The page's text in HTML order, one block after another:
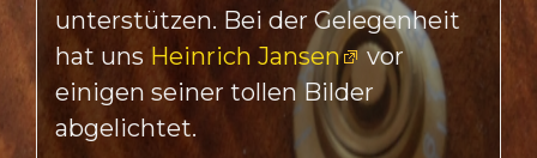
unterstützen. Bei der Gelegenheit
hat uns Heinrich Jansen
vor
einigen seiner tollen Bilder
abgelichtet.